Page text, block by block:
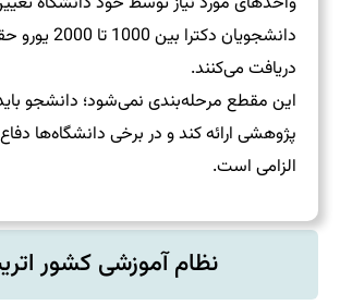
دانشجویان
دریافت می‌کنند.
این مقطع مرحله‌بندی نمی‌شود؛ دانشجو
پژوهشی ارائه کند و در برخی دانشگاه‌ها دفاع
الزامی است.
نظام آموزشی کشور